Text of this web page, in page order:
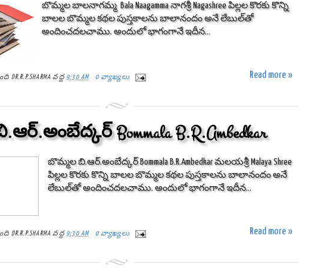
బొమ్మల బాలనాగమ్మ Bala Naagamma నాగశ్రీ Nagashree పిల్లల కొరకు కొన్ని
బాలల బొమ్మల కథల పుస్తకాలను బాలానందం అనే లేబుల్‌తో
అందించదలచాము. అందులో భాగంగానే ఇదీన...
Read more »
DR.R.P.SHARMA వద్ద 9:30 AM
0 వ్యాఖ్యలు
Bommala B.R.Ambedkar
బొమ్మల బి.ఆర్.అంబేద్కర్ Bommala B.R.Ambedkar మలయశ్రీ Malaya Shree
పిల్లల కొరకు కొన్ని బాలల బొమ్మల కథల పుస్తకాలను బాలానందం అనే
లేబుల్‌తో అందించదలచాము. అందులో భాగంగానే ఇదీన...
Read more »
DR.R.P.SHARMA వద్ద 9:30 AM
0 వ్యాఖ్యలు